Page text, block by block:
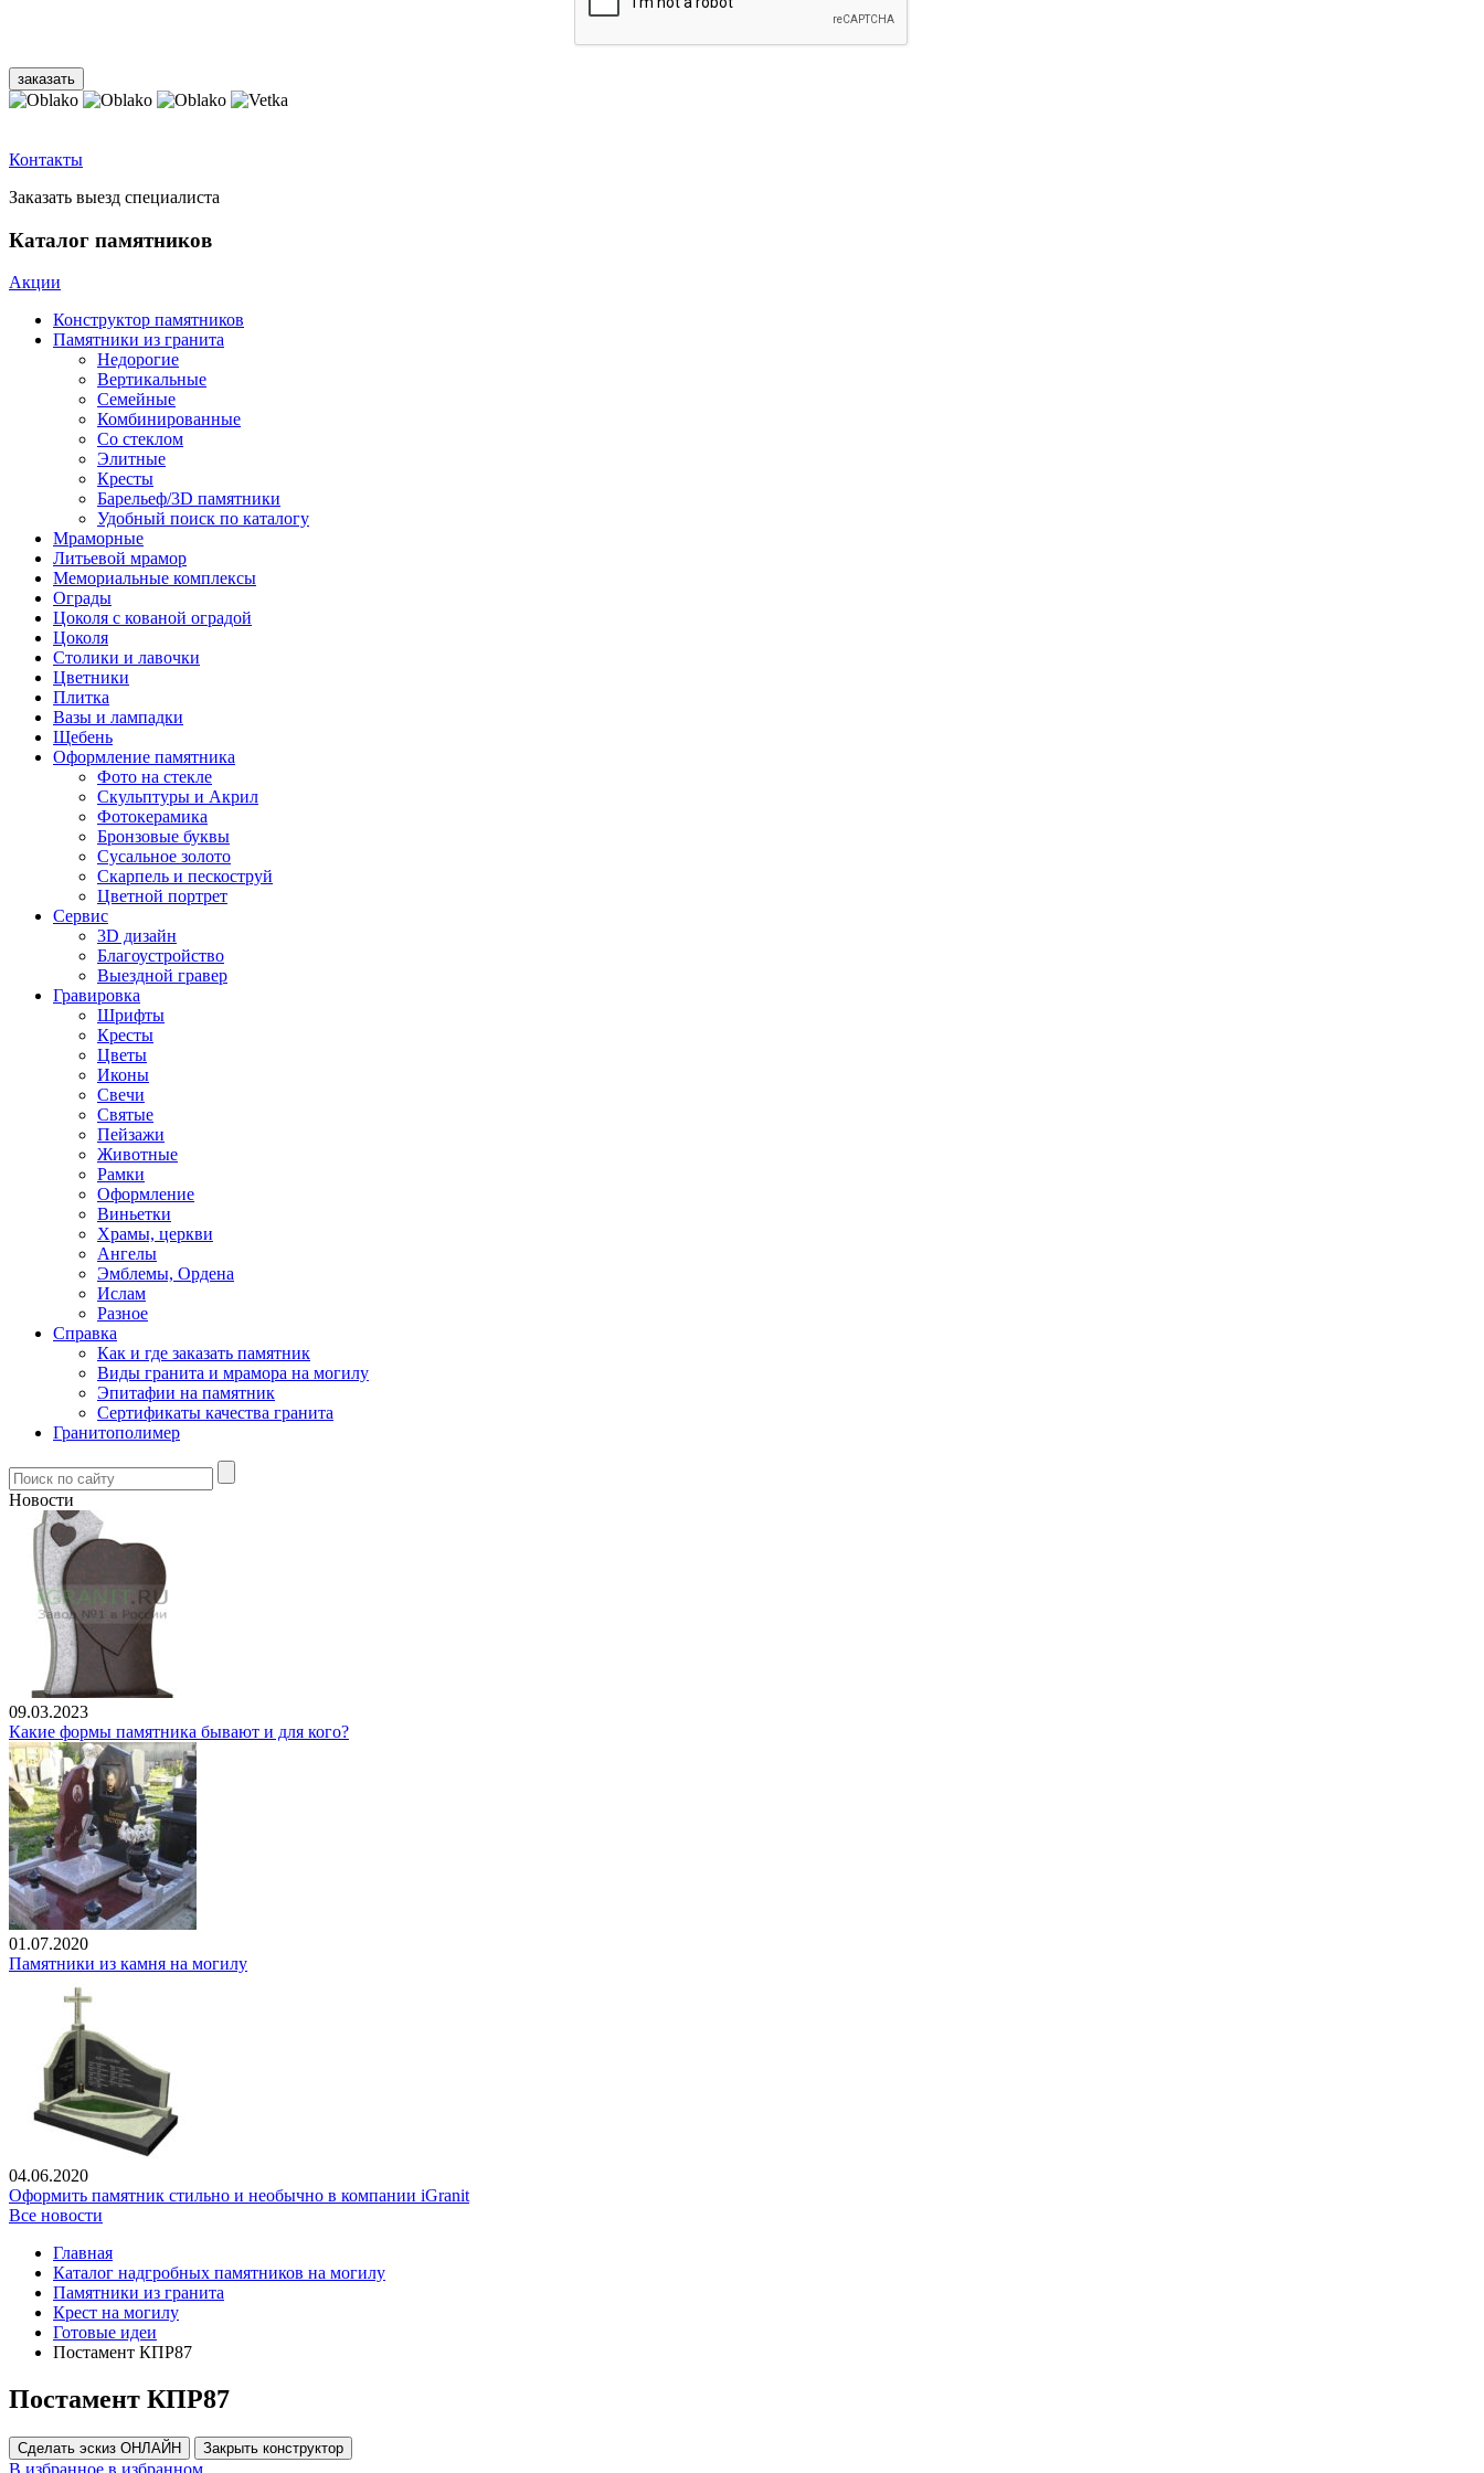
Контакты
Заказать выезд специалиста
Каталог памятников
Акции
Конструктор памятников
Памятники из гранита
Недорогие
Вертикальные
Семейные
Комбинированные
Со стеклом
Элитные
Кресты
Барельеф/3D памятники
Удобный поиск по каталогу
Мраморные
Литьевой мрамор
Мемориальные комплексы
Ограды
Цоколя с кованой оградой
Цоколя
Столики и лавочки
Цветники
Плитка
Вазы и лампадки
Щебень
Оформление памятника
Фото на стекле
Скульптуры и Акрил
Фотокерамика
Бронзовые буквы
Сусальное золото
Скарпель и пескоструй
Цветной портрет
Сервис
3D дизайн
Благоустройство
Выездной гравер
Гравировка
Шрифты
Кресты
Цветы
Иконы
Свечи
Святые
Пейзажи
Животные
Рамки
Оформление
Виньетки
Храмы, церкви
Ангелы
Эмблемы, Ордена
Ислам
Разное
Справка
Как и где заказать памятник
Виды гранита и мрамора на могилу
Эпитафии на памятник
Сертификаты качества гранита
Гранитополимер
Новости
09.03.2023
Какие формы памятника бывают и для кого?
01.07.2020
Памятники из камня на могилу
04.06.2020
Оформить памятник стильно и необычно в компании iGranit
Все новости
Главная
Каталог надгробных памятников на могилу
Памятники из гранита
Крест на могилу
Готовые идеи
Постамент КПР87
Постамент КПР87
Сделать эскиз ОНЛАЙН Закрыть конструктор